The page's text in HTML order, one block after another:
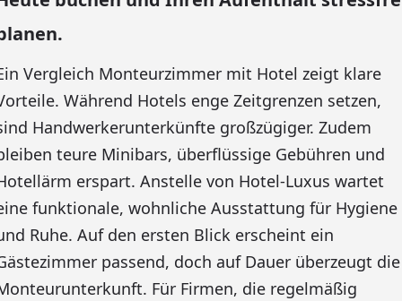
Vergleich Monteurzimmer mit Hotel zeigt klare
Während Hotels enge Zeitgrenzen setzen,
Handwerkerunterkünfte großzügiger. Zudem
teure Minibars, überflüssige Gebühren und
erspart. Anstelle von Hotel-Luxus wartet
funktionale, wohnliche Ausstattung für Hygiene
Ruhe. Auf den ersten Blick erscheint ein
passend, doch auf Dauer überzeugt die
Für Firmen, die regelmäßig